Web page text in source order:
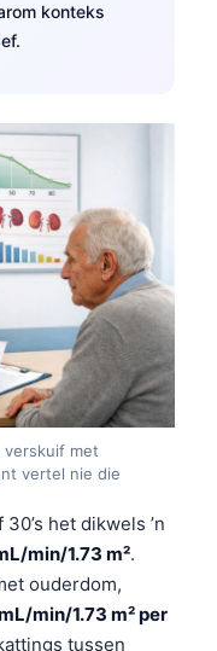
konteks
verskuif met
vertel nie die
het dikwels ’n
min/1.73 m².
ouderdom,
min/1.73 m² per
tussen